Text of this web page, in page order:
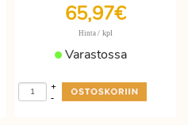
65,97€
Hinta / kpl
Varastossa
-
+